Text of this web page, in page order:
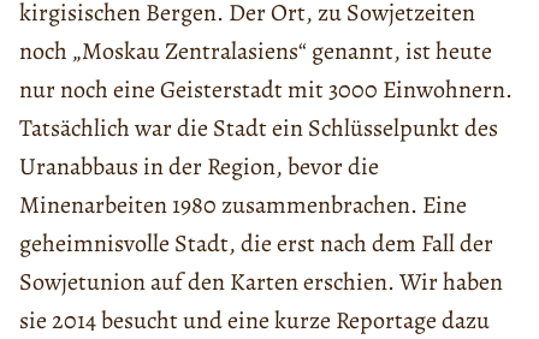
kirgisischen Bergen. Der Ort, zu Sowjetzeiten
noch „Moskau Zentralasiens“ genannt, ist heute
nur noch eine Geisterstadt mit 3000 Einwohnern.
Tatsächlich war die Stadt ein Schlüsselpunkt des
Uranabbaus in der Region, bevor die
Minenarbeiten 1980 zusammenbrachen. Eine
geheimnisvolle Stadt, die erst nach dem Fall der
Sowjetunion auf den Karten erschien. Wir haben
sie 2014 besucht und eine kurze Reportage dazu